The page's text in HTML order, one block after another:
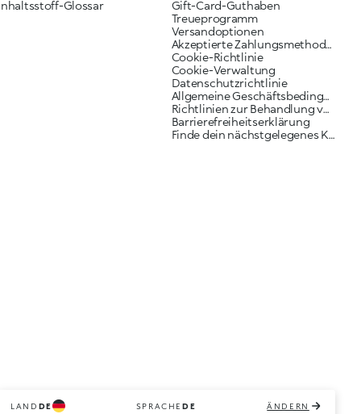
Glossar
Gift-Card-Guthaben
Treueprogramm
Versandoptionen
Akzeptierte Zahlungsmethoden
Cookie-Richtlinie
Cookie-Verwaltung
Datenschutzrichtlinie
Allgemeine Geschäftsbedingungen
Richtlinien zur Behandlung von Reklamationen
Barrierefreiheitserklärung
Finde dein nächstgelegenes KIKO Geschäft
LAND DE SPRACHEDE ÄNDERN